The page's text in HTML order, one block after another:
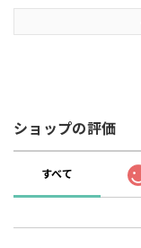
ショップの評価
すべて